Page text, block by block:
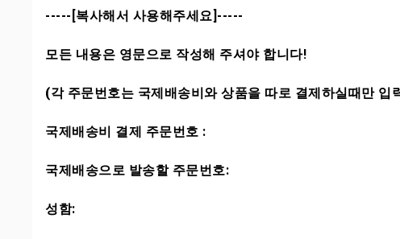
-----[복사해서 사용해주세요]-----
모든 내용은 영문으로 작성해 주셔야 합니다!
(각 주문번호는 국제배송비와 상품을 따로 결제하실때만 입
국제배송비 결제 주문번호 :
국제배송으로 발송할 주문번호:
성함: